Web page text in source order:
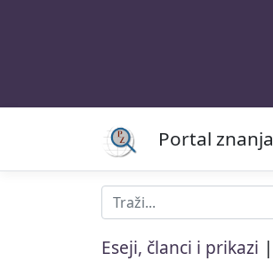
Portal znanja
Eseji, članci i prikazi |